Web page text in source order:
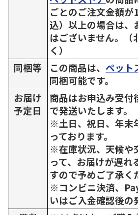
ごとのご注文金額
込）以上の場合は、
はございません。（
く）
同梱等
この商品は、 ペット
同梱可能です。
お届け
予定日
商品はお申込み受付
で発送いたします。
※土日、祝日、年末
っております。
※在庫状況、天候や
って、お届けが遅れ
すので予めご了承く
※コンビニ決済、
いはご入金確認後の